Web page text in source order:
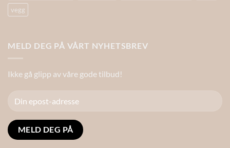
vegg
MELD DEG PÅ VÅRT NYHETSBREV
Ikke gå glipp av våre gode tilbud!